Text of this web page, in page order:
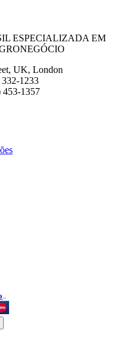
ESPECIALIZADA EM
UK, London
1233
453-1357